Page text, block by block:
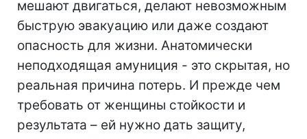
мешают двигаться, делают невозможным
быструю эвакуацию или даже создают
опасность для жизни. Анатомически
неподходящая амуниция - это скрытая, но
реальная причина потерь. И прежде чем
требовать от женщины стойкости и
результата – ей нужно дать защиту,